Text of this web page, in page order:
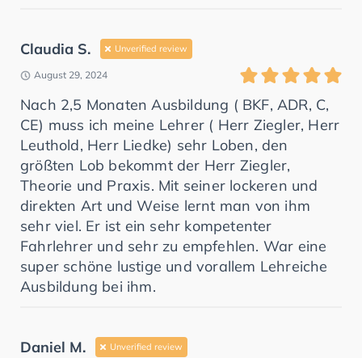
Claudia S. Unverified review
August 29, 2024
Nach 2,5 Monaten Ausbildung ( BKF, ADR, C,
CE) muss ich meine Lehrer ( Herr Ziegler, Herr
Leuthold, Herr Liedke) sehr Loben, den
größten Lob bekommt der Herr Ziegler,
Theorie und Praxis. Mit seiner lockeren und
direkten Art und Weise lernt man von ihm
sehr viel. Er ist ein sehr kompetenter
Fahrlehrer und sehr zu empfehlen. War eine
super schöne lustige und vorallem Lehreiche
Ausbildung bei ihm.
Daniel M. Unverified review